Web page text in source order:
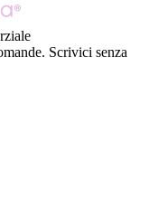
Scrivici senza